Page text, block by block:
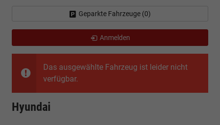
Das ausgewählte Fahrzeug ist leider nicht
verfügbar.
Hyundai
Geparkte Fahrzeuge (0)
Anmelden